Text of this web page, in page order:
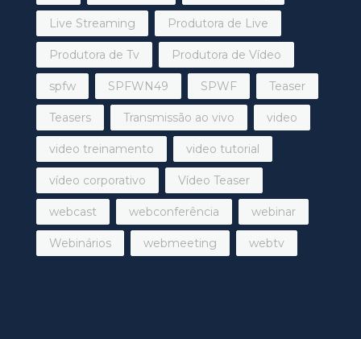
Live Streaming Produtora de Live
Produtora de Tv Produtora de Vídeo
spfw SPFWN49 SPWF Teaser
Teasers Transmissão ao vivo video
video treinamento video tutorial
vídeo corporativo Vídeo Teaser
webcast webconferência webinar
Webinários webmeeting webtv